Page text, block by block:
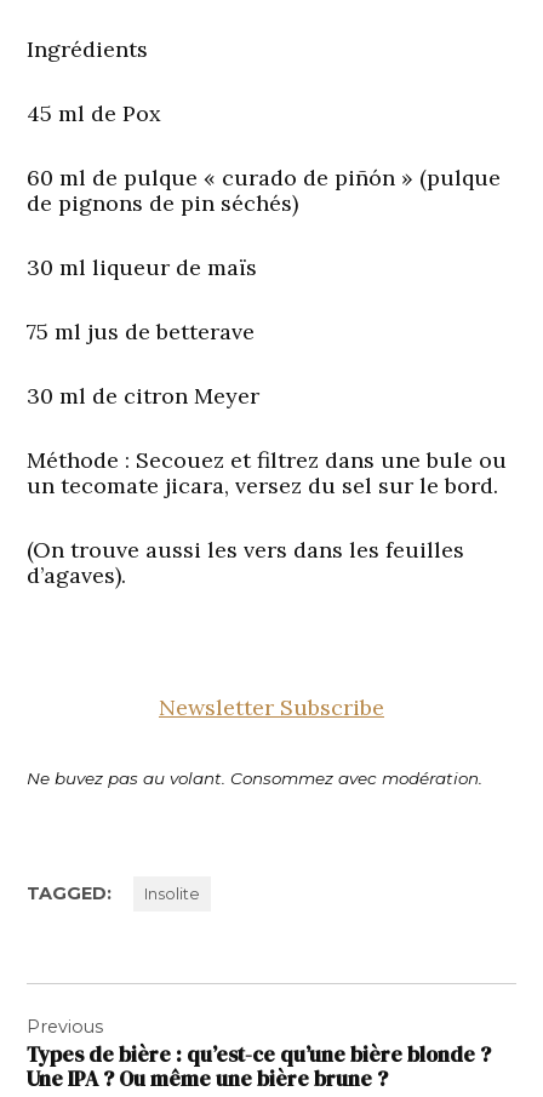
Ingrédients
45 ml de Pox
60 ml de pulque « curado de piñón » (pulque
de pignons de pin séchés)
30 ml liqueur de maïs
75 ml jus de betterave
30 ml de citron Meyer
Méthode : Secouez et filtrez dans une bule ou
un tecomate jicara, versez du sel sur le bord.
(On trouve aussi les vers dans les feuilles
d’agaves).
Newsletter Subscribe
Ne buvez pas au volant. Consommez avec modération.
TAGGED: Insolite
de
l’article
Previous
Types de bière : qu’est-ce qu’une bière blonde ?
Une IPA ? Ou même une bière brune ?